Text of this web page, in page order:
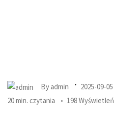
By admin 2025-09-05
20 min. czytania
198 Wyświetleń